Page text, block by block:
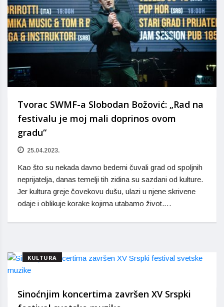
Tvorac SWMF-a Slobodan Božović: „Rad na
festivalu je moj mali doprinos ovom
gradu“
25.04.2023.
Kao što su nekada davno bedemi čuvali grad od spoljnih
neprijatelja, danas temelji tih zidina su sazdani od kulture.
Jer kultura greje čovekovu dušu, ulazi u njene skrivene
odaje i oblikuje korake kojima utabamo život.…
KULTURA
Sinoćnjim koncertima završen XV Srspki